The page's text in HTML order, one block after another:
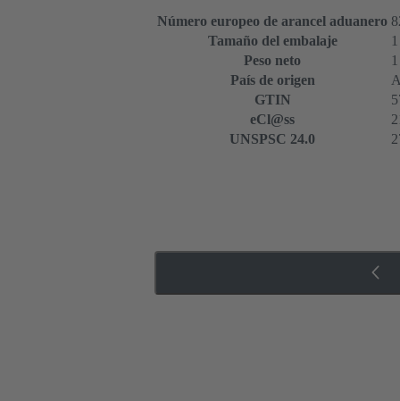
Número europeo de arancel aduanero
Tamaño del embalaje
1
Peso neto
País de origen
GTIN
eCl@ss
UNSPSC 24.0